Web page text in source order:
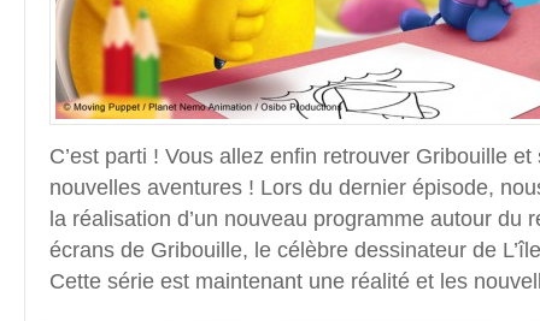
C’est parti ! Vous allez enfin retrouver Gribouille
nouvelles aventures ! Lors du dernier épisode,
la réalisation d’un nouveau programme autour du
écrans de Gribouille, le célèbre dessinateur de
Cette série est maintenant une réalité et les